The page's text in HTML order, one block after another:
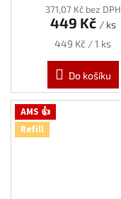
371,07 Kč bez DPH
449 Kč / ks
Měrná
449 Kč / 1 ks
Do košíku
AMS 👍
Refill